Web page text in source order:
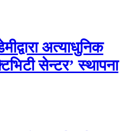
अत्याधुनिक
सेन्टर’ स्थापना